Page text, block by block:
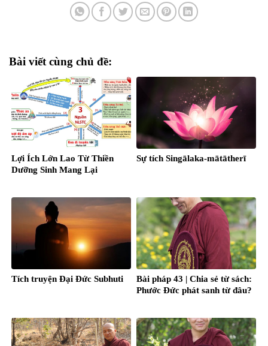
Bài viết cùng chủ đề:
Lợi Ích Lớn Lao Từ Thiền
Dưỡng Sinh Mang Lại
Sự tích Singālaka-mātātherī
Tích truyện Ðại Ðức Subhuti
Bài pháp 43 | Chia sẻ từ sách:
Phước Đức phát sanh từ đâu?